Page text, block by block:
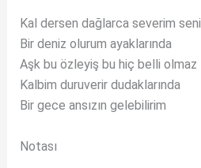
Kal dersen dağlarca severim seni
Bir deniz olurum ayaklarında
Aşk bu özleyiş bu hiç belli olmaz
Kalbim duruverir dudaklarında
Bir gece ansızın gelebilirim
Notası